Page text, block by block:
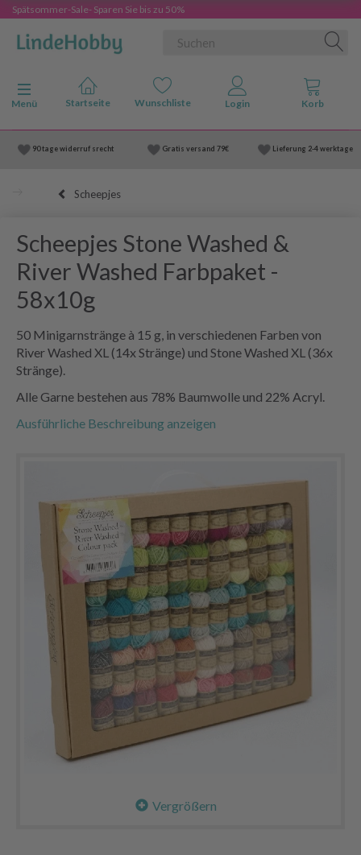
Spätsommer-Sale- Sparen Sie bis zu 50%
Anzeige ändern
Menü
90 tage widerruf srecht Gratis versand 79€ Lieferung 2-4 werktage
Scheepjes
Scheepjes Stone Washed &
River Washed Farbpaket -
58x10g
50 Minigarnstränge à 15 g, in verschiedenen Farben von
River Washed XL (14x Stränge) und Stone Washed XL (36x
Stränge).
Alle Garne bestehen aus 78% Baumwolle und 22% Acryl.
Ausführliche Beschreibung anzeigen
Vergrößern